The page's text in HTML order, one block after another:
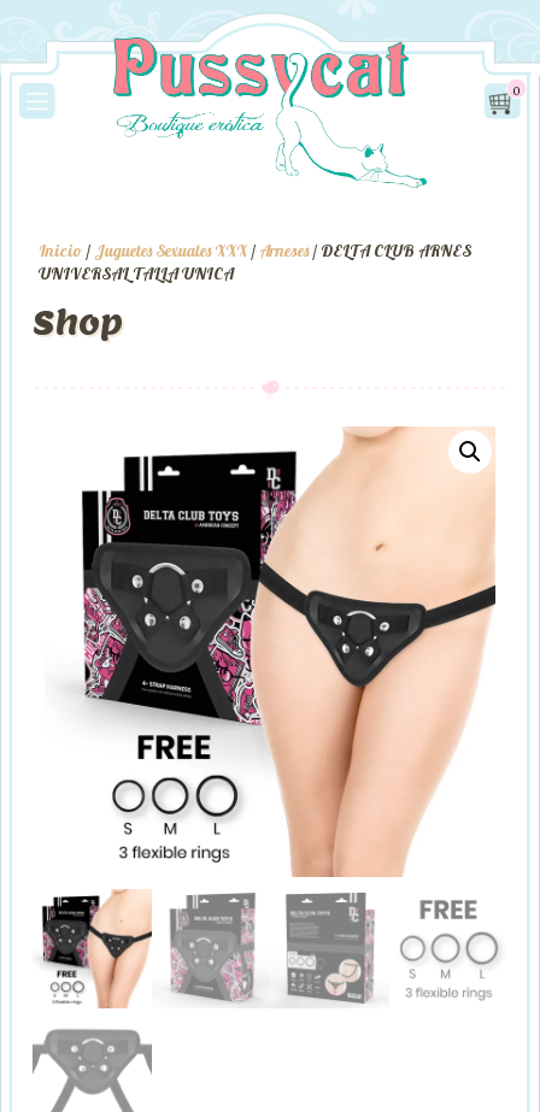
0
Inicio / Juguetes Sexuales XXX / Arneses/ DELTA CLUB ARNES
UNIVERSAL TALLA UNICA
Shop